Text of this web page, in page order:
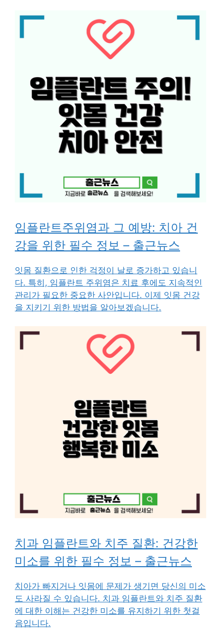
임플란트주위염과 그 예방: 치아 건
강을 위한 필수 정보 – 출근뉴스
잇몸 질환으로 인한 걱정이 날로 증가하고 있습니
다. 특히, 임플란트 주위염은 치료 후에도 지속적인
관리가 필요한 중요한 사안입니다. 이제 잇몸 건강
을 지키기 위한 방법을 알아보겠습니다.
치과 임플란트와 치주 질환: 건강한
미소를 위한 필수 정보 – 출근뉴스
치아가 빠지거나 잇몸에 문제가 생기면 당신의 미소
도 사라질 수 있습니다. 치과 임플란트와 치주 질환
에 대한 이해는 건강한 미소를 유지하기 위한 첫걸
음입니다.